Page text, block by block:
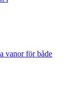
vanor för både